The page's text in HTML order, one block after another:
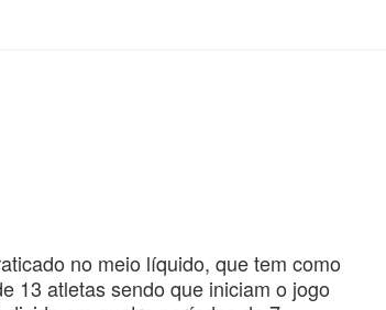
no meio líquido, que tem como
13 atletas sendo que iniciam o jogo